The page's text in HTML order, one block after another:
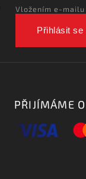
Vložením e-
Přihlásit se
PŘIJÍMÁME